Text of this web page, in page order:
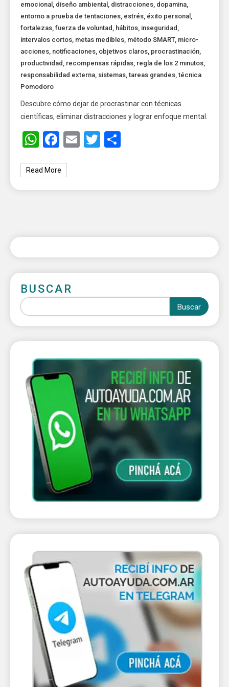
emocional , diseño ambiental , distracciones, dopamina,
entorno a prueba de tentaciones, estrés, éxito personal ,
fortalezas,fuerza de voluntad , hábitos, inseguridad ,
intervalos cortos, metas medibles, método SMART, micro-
acciones, notificaciones, objetivos claros, procrastinación,
productividad , recompensas rápidas, regla de los 2 minutos,
responsabilidad externa, sistemas,tareas grandes,técnica
Pomodoro
Descubre cómo dejar de procrastinar con técnicas
científicas, eliminar distracciones y lograr enfoque mental.
WhatsApp
Facebook
EmailTwitter
Read More
BUSCAR
Buscar